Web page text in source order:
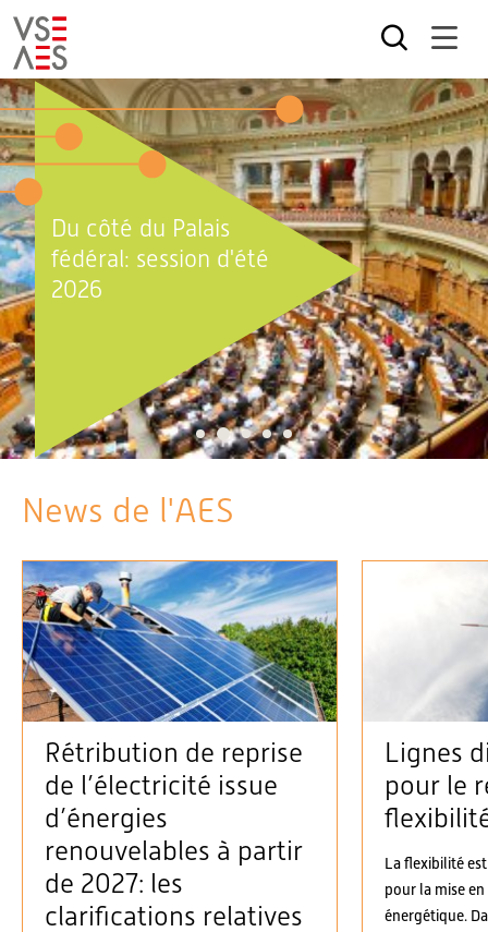
Aller
au
contenu
principal
Du côté du Palais
fédéral: session d'été
2026
1 2 3 4 5
News de l'AES
Rétribution de reprise
de l’électricité issue
d’énergies
renouvelables à partir
de 2027: les
clarifications relatives
Lignes
pour le
La flexibilité
pour la mise
énergétique.